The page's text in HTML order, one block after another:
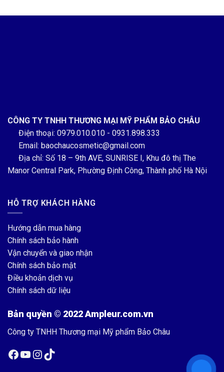
CÔNG TY TNHH THƯƠNG MẠI MỸ PHẨM BẢO CHÂU
Điện thoại: 0979.010.010 - 0931.898.333
Email: baochaucosmetic@gmail.com
Địa chỉ: Số 18 – 9th AVE, SUNRISE I, Khu đô thị The
Manor Central Park, Phường Định Công, Thành phố Hà Nội
HỖ TRỢ KHÁCH HÀNG
Hướng dẫn mua hàng
Chính sách bảo hành
Vận chuyển và giao nhận
Chính sách bảo mật
Điều khoản dịch vụ
Chính sách dữ liệu
Bản quyền © 2022 Ampleur.com.vn
Công ty TNHH Thương mại Mỹ phẩm Bảo Châu